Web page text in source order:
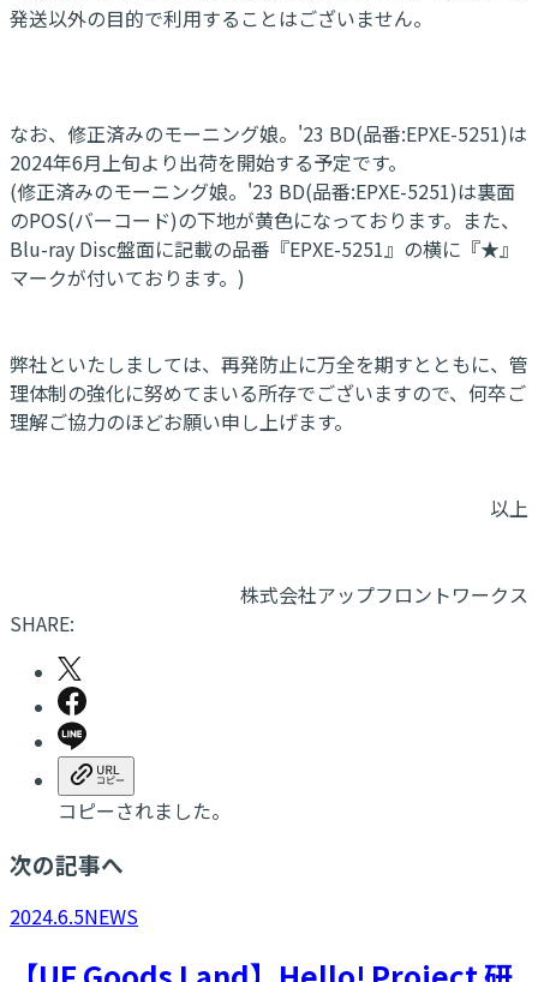
発送以外の目的で利用することはございません。
なお、修正済みのモーニング娘。'23 BD(品番:EPXE-5251)は
2024年6月上旬より出荷を開始する予定です。
(修正済みのモーニング娘。'23 BD(品番:EPXE-5251)は裏面
のPOS(バーコード)の下地が黄色になっております。また、
Blu-ray Disc盤面に記載の品番『EPXE-5251』の横に『★』
マークが付いております。)
弊社といたしましては、再発防止に万全を期すとともに、管
理体制の強化に努めてまいる所存でございますので、何卒ご
理解ご協力のほどお願い申し上げます。
以上
株式会社アップフロントワークス
SHARE:
コピーされました。
次の記事へ
2024.6.5NEWS